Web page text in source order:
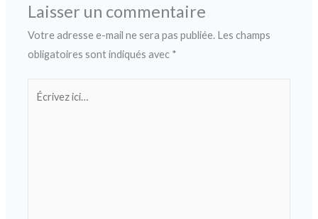
Laisser un commentaire
Votre adresse e-mail ne sera pas publiée. Les champs
obligatoires sont indiqués avec *